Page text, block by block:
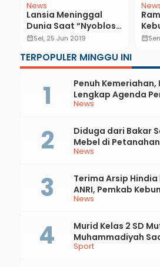
News
Lansia Meninggal
Dunia Saat “Nyoblos”
Bersama Istrinya
calendar_monthSel, 25 Jun 2019 calendar_month
TERPOPULER MINGGU INI
News
Penuh
Lengkap Agenda
81 RI dan Hari Jadi
News
Diduga dari Bakar
Mebel di
Api
News
Terima Arsip
ANRI, Pemkab
Integrasi Sejarah,
Sport
Murid Kelas 2 SD
Muhammadiyah
dan Perak di